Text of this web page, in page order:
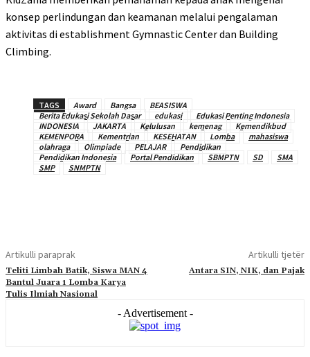
konsep perlindungan dan keamanan melalui pengalaman
aktivitas di establishment Gymnastic Center dan Building
Climbing.
TAGS Award Bangsa
BEASISWA
Berita Edukasi Sekolah Dasar
edukasi
Edukasi Penting Indonesia
INDONESIA
JAKARTA Kelulusan kemenag
Kemendikbud
KEMENPORA
Kementrian KESEHATAN Lomba
mahasiswa
olahraga
Olimpiade PELAJAR
Pendidikan
Pendidikan Indonesia
Portal Pendidikan SBMPTN SD
SMA
SMP
SNMPTN
Artikulli paraprak
Teliti Limbah Batik, Siswa MAN 4
Bantul Juara 1 Lomba Karya
Tulis Ilmiah Nasional
Artikulli tjetër
Antara SIN, NIK, dan Pajak
- Advertisement -